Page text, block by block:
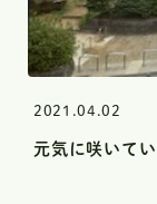
2021.04.02
元気に咲いて